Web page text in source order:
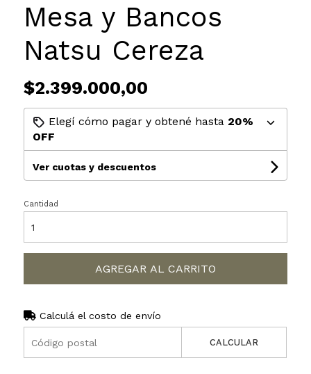
Mesa y Bancos
Natsu Cereza
$2.399.000,00
Elegí cómo pagar y obtené hasta 20%
OFF
Ver cuotas y descuentos
Cantidad
AGREGAR AL CARRITO
Calculá el costo de envío
CALCULAR